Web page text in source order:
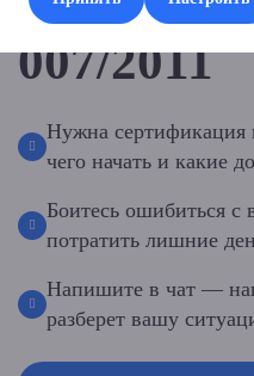
007/2011
Нужна сертификация
чего начать и какие
Боитесь ошибиться с
потратить лишние
Напишите в чат —
разберет вашу